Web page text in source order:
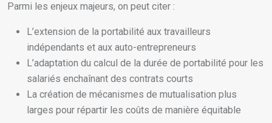
Parmi les enjeux majeurs, on peut citer :
L’extension de la portabilité aux travailleurs
indépendants et aux auto-entrepreneurs
L’adaptation du calcul de la durée de portabilité pour les
salariés enchaînant des contrats courts
La création de mécanismes de mutualisation plus
larges pour répartir les coûts de manière équitable